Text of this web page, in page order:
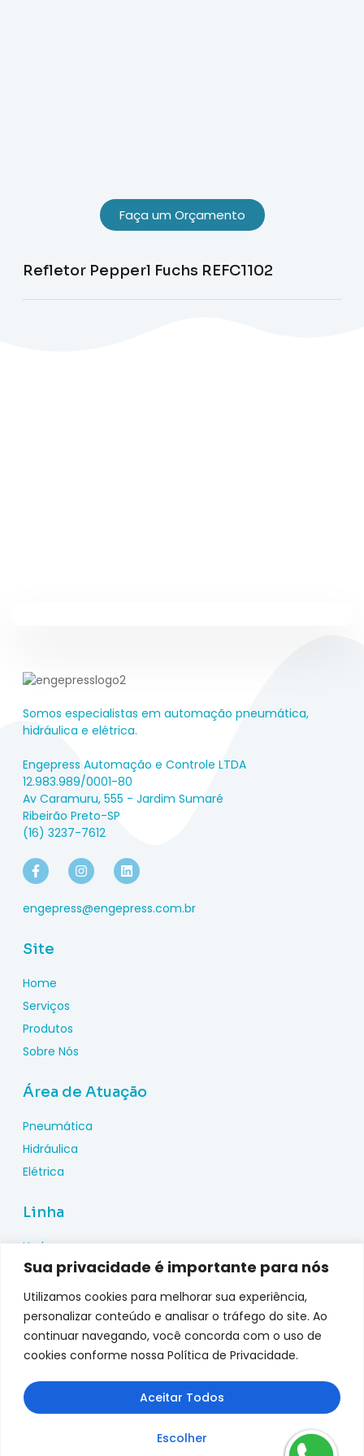
Sua privacidade é importante para nós
Utilizamos cookies para melhorar sua experiência,
personalizar conteúdo e analisar o tráfego do site. Ao
continuar navegando, você concorda com o uso de
cookies conforme nossa Política de Privacidade.
Escolher
Aceitar Todos
Faça um Orçamento
Refletor Pepperl Fuchs REFC1102
Somos especialistas em automação pneumática,
hidráulica e elétrica.
Engepress Automação e Controle LTDA
12.983.989/0001-80
Av Caramuru, 555 - Jardim Sumaré
Ribeirão Preto-SP
(16) 3237-7612
engepress@engepress.com.br
Site
Home
Serviços
Produtos
Sobre Nós
Área de Atuação
Pneumática
Hidráulica
Elétrica
Linha
Hydac
Wika
Pepperl Fuchs
Metal Work
Metalplan
Top Fusion
Genebre
jefferson